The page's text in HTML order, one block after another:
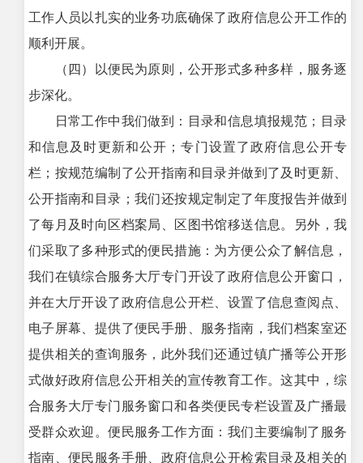
工作人员以扎实的业务功底确保了政府信息公开工作的
顺利开展。
（四）以便民为原则，公开形式多种多样，服务逐
步深化。
日常工作中我们做到：目录和信息填报规范；目录
和信息及时更新和公开；专门设置了政府信息公开专
栏；按规范编制了公开指南和目录并做到了及时更新、
公开指南和目录；我们还按规定制定了年度报告并做到
了每月及时向区档案局、区图书馆移送信息。另外，我
们采取了多种形式的便民措施：为方便公众了解信息，
我们在镇综合服务大厅专门开设了政府信息公开窗口，
并在大厅开设了政府信息公开栏、设置了信息查阅点、
电子屏幕、提供了便民手册、服务指南，我们档案室还
提供相关的查询服务，此外我们还通过镇广播等公开形
式做好政府信息公开相关的宣传教育工作。这其中，综
合服务大厅专门服务窗口和各类便民专栏设置及广播最
受群众欢迎。便民服务工作方面：我们主要编制了服务
指南、便民服务手册、政府信息公开检索目录及相关的